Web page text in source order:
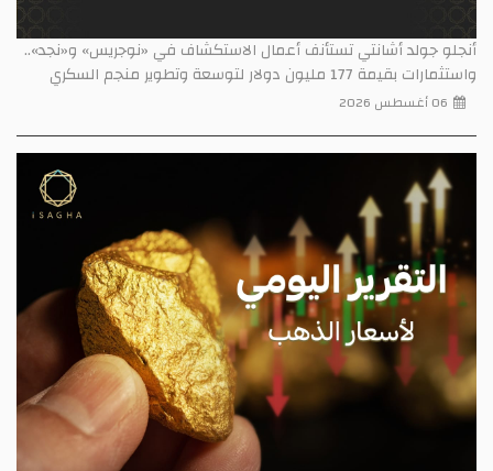
أنجلو جولد أشانتي تستأنف أعمال الاستكشاف في «نوجريس» و«نجد»..
واستثمارات بقيمة 177 مليون دولار لتوسعة وتطوير منجم السكري
06 أغسطس 2026